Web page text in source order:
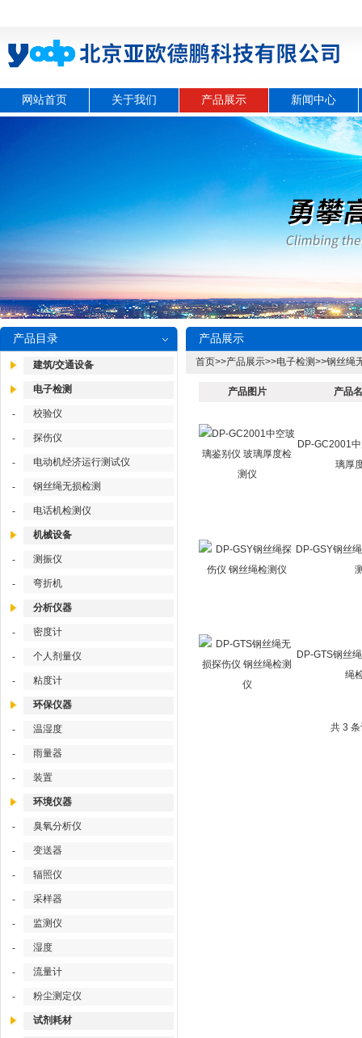
网站首页 关于我们 产品展示 新闻中心
产品目录
建筑/交通设备
电子检测
- 校验仪
- 探伤仪
- 电动机经济运行测试仪
- 钢丝绳无损检测
- 电话机检测仪
机械设备
- 测振仪
- 弯折机
分析仪器
- 密度计
- 个人剂量仪
- 粘度计
环保仪器
- 温湿度
- 雨量器
- 装置
环境仪器
- 臭氧分析仪
- 变送器
- 辐照仪
- 采样器
- 监测仪
- 湿度
- 流量计
- 粉尘测定仪
试剂耗材
产品展示
首页>>产品展示>>电子检测>>钢丝绳
产品图片 产品
DP-GC2001
璃厚
DP-GSY钢丝
DP-GTS钢丝
绳
共 3